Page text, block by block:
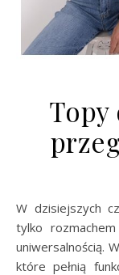
Topy
W dzisiejszych
tylko
uniwersalnością.
które pełnią